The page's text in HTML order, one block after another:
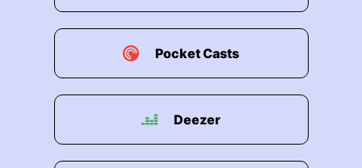
Pocket Casts
Deezer